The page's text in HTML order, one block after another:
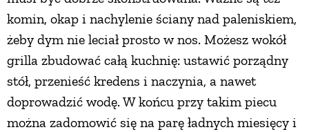
komin, okap i nachylenie ściany nad paleniskiem,
żeby dym nie leciał prosto w nos. Możesz wokół
grilla zbudować całą kuchnię: ustawić porządny
stół, przenieść kredens i naczynia, a nawet
doprowadzić wodę. W końcu przy takim piecu
można zadomowić się na parę ładnych miesięcy i